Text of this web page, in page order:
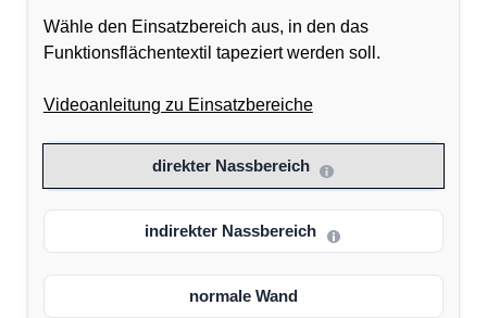
Wähle den Einsatzbereich aus, in den das
Funktionsflächentextil tapeziert werden soll.
Videoanleitung zu Einsatzbereiche
direkter Nassbereich
indirekter Nassbereich
normale Wand